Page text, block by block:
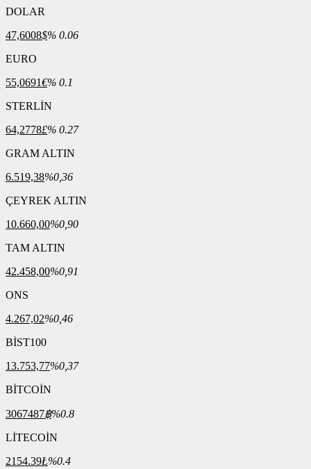
DOLAR
47,6008$% 0.06
EURO
55,0691€% 0.1
STERLİN
64,2778£% 0.27
GRAM ALTIN
6.519,38%0,36
ÇEYREK ALTIN
10.660,00%0,90
TAM ALTIN
42.458,00%0,91
ONS
4.267,02%0,46
BİST100
13.753,77%0,37
BİTCOİN
3067487฿%0.8
LİTECOİN
2154.39Ł%0.4